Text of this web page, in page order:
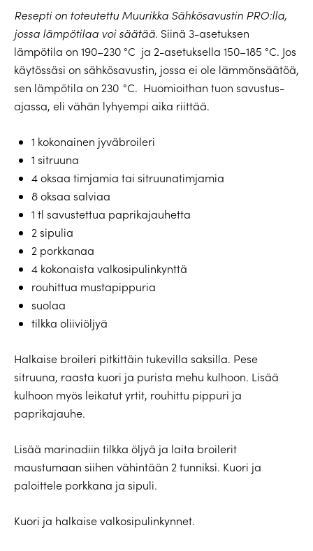
Resepti on toteutettu Muurikka Sähkösavustin PRO:lla,
jossa lämpötilaa voi säätää. Siinä 3-asetuksen
lämpötila on 190–230 °C ja 2-asetuksella 150–185 °C. Jos
käytössäsi on sähkösavustin, jossa ei ole lämmönsäätöä,
sen lämpötila on 230 °C. Huomioithan tuon savustus­
ajassa, eli vähän lyhyempi aika riittää.
1 kokonainen jyväbroileri
1 sitruuna
4 oksaa timjamia tai sitruunatimjamia
8 oksaa salviaa
1 tl savustettua paprikajauhetta
2 sipulia
2 porkkanaa
4 kokonaista valkosipulinkynttä
rouhittua mustapippuria
suolaa
tilkka oliiviöljyä
Halkaise broileri pitkittäin tukevilla saksilla. Pese
sitruuna, raasta kuori ja purista mehu kulhoon. Lisää
kulhoon myös leikatut yrtit, rouhittu pippuri ja
paprikajauhe.
Lisää marinadiin tilkka öljyä ja laita broilerit
maustumaan siihen vähintään 2 tunniksi. Kuori ja
paloittele porkkana ja sipuli.
Kuori ja halkaise valkosipulinkynnet.